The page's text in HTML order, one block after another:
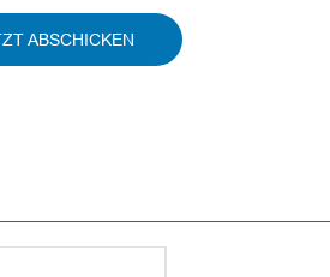
ABSCHICKEN